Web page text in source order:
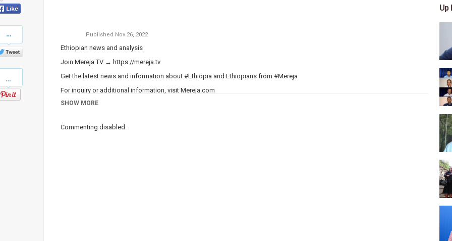
Facebook
on
Twitter
Published Nov 26, 2022
Ethiopian news and analysis
Join Mereja TV → https://mereja.tv
Get the latest news and information about #Ethiopia and Ethiopians from #Mereja
For inquiry or additional information, visit Mereja.com
Mereja presents Ethiopian news, Ethiopian music, sports, arts, and entertainment
Category Ethiopian News
SHOW MORE
Commenting disabled.
Up